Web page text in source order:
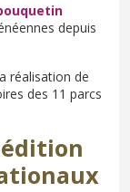
depuis
réalisation de
des 11 parcs